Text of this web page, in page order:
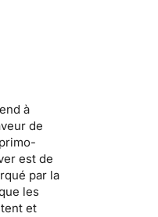
à
de
primo-
est de
par la
les
et